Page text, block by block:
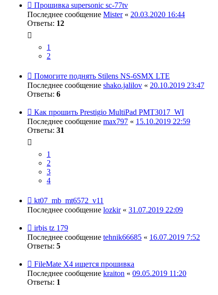
Прошивка supersonic sc-77tv
Последнее сообщение Mister« 20.03.2020 16:44
Ответы: 12
1
2
Помогите поднять Stilens NS-6SMX LTE
Последнее сообщение shako.jalilov « 20.10.2019 23:47
Ответы: 6
Как прошить Prestigio MultiPad PMT3017_WI
Последнее сообщение max797 « 15.10.2019 22:59
Ответы: 31
1
2
3
4
kt07_mb_mt6572_v11
Последнее сообщение lozkir« 31.07.2019 22:09
irbis tz 179
Последнее сообщение tehnik66685 « 16.07.2019 7:52
Ответы: 5
FileMate X4 ищется прошивка
Последнее сообщение kraiton « 09.05.2019 11:20
Ответы: 1